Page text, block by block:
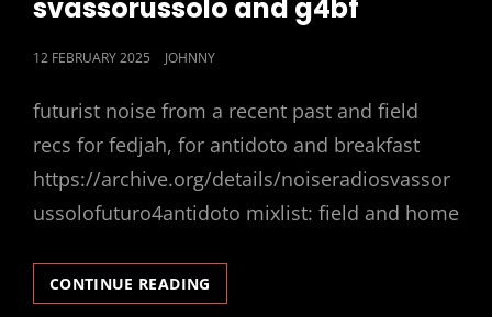
svassorussolo and g4bf
POSTED
12 FEBRUARY 2025 JOHNNY
futurist noise from a recent past and field
recs for fedjah, for antidoto and breakfast
https://archive.org/details/noiseradiosvassor
ussolofuturo4antidoto mixlist: field and home
CONTINUE READING
AND